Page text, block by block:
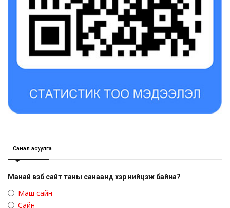
Санал асуулга
Манай вэб сайт таны санаанд хэр нийцэж байна?
Маш сайн
Сайн